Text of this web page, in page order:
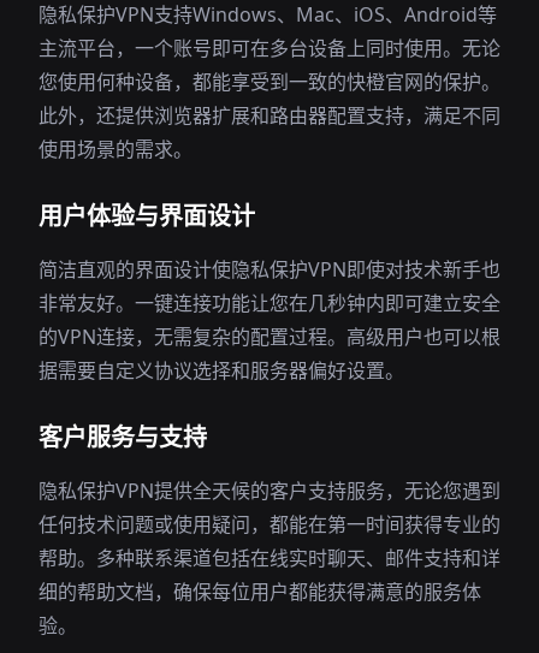
隐私保护VPN支持Windows、Mac、iOS、Android等
主流平台，一个账号即可在多台设备上同时使用。无论
您使用何种设备，都能享受到一致的快橙官网的保护。
此外，还提供浏览器扩展和路由器配置支持，满足不同
使用场景的需求。
用户体验与界面设计
简洁直观的界面设计使隐私保护VPN即使对技术新手也
非常友好。一键连接功能让您在几秒钟内即可建立安全
的VPN连接，无需复杂的配置过程。高级用户也可以根
据需要自定义协议选择和服务器偏好设置。
客户服务与支持
隐私保护VPN提供全天候的客户支持服务，无论您遇到
任何技术问题或使用疑问，都能在第一时间获得专业的
帮助。多种联系渠道包括在线实时聊天、邮件支持和详
细的帮助文档，确保每位用户都能获得满意的服务体
验。